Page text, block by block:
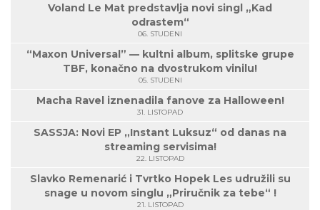
Voland Le Mat predstavlja novi singl „Kad
odrastem“
06. STUDENI
“Maxon Universal” — kultni album, splitske grupe
TBF, konačno na dvostrukom vinilu!
05. STUDENI
Macha Ravel iznenadila fanove za Halloween!
31. LISTOPAD
SASSJA: Novi EP „Instant Luksuz“ od danas na
streaming servisima!
22. LISTOPAD
Slavko Remenarić i Tvrtko Hopek Les udružili su
snage u novom singlu „Priručnik za tebe“ !
21. LISTOPAD